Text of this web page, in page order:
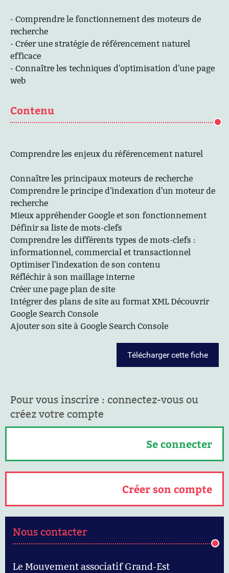
- Comprendre le fonctionnement des moteurs de
recherche
- Créer une stratégie de référencement naturel
efficace
- Connaître les techniques d'optimisation d'une page
web
Contenu
Comprendre les enjeux du référencement naturel
Connaître les principaux moteurs de recherche
Comprendre le principe d'indexation d'un moteur de
recherche
Mieux appréhender Google et son fonctionnement
Définir sa liste de mots-clefs
Comprendre les différents types de mots-clefs :
informationnel, commercial et transactionnel
Optimiser l'indexation de son contenu
Réfléchir à son maillage interne
Créer une page plan de site
Intégrer des plans de site au format XML Découvrir
Google Search Console
Ajouter son site à Google Search Console
Télécharger cette fiche
Pour vous inscrire : connectez-vous ou
créez votre compte
Se connecter
Créer son compte
Nous contacter
Le Mouvement associatif Grand-Est